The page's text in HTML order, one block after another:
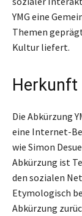
YMG eine
Themen
Kultur liefert.
Herkunft
Die Abkürzung
eine Internet-
wie Simon
Abkürzung ist
den sozialen
Etymologisch
Abkürzung